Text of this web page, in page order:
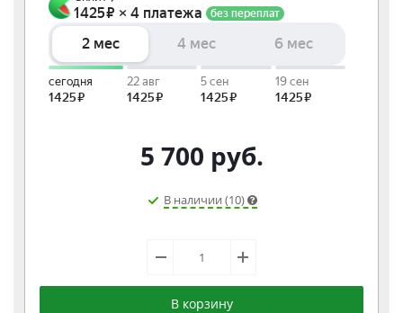
5 700 руб.
В наличии (10)
В корзину